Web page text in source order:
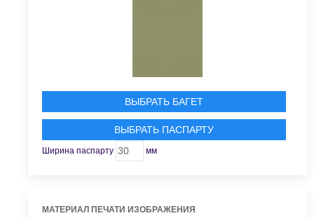
ВЫБРАТЬ БАГЕТ
ВЫБРАТЬ ПАСПАРТУ
Ширина паспарту мм
МАТЕРИАЛ ПЕЧАТИ ИЗОБРАЖЕНИЯ